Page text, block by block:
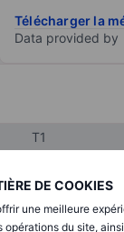
DE COOKIES
une meilleure
du site,
Télécharger la
Data provided by
T1